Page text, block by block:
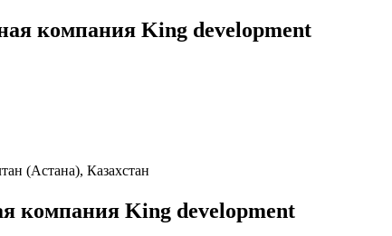
компания King development
(Астана), Казахстан
компания King development